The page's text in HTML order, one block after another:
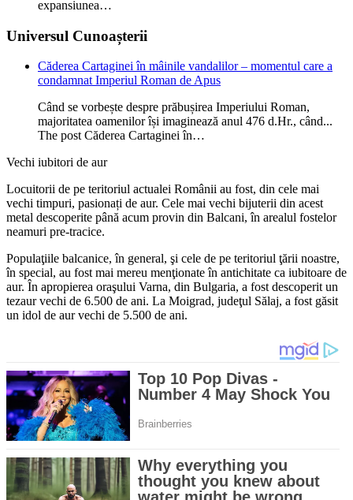
expansiunea…
Universul Cunoașterii
Căderea Cartaginei în mâinile vandalilor – momentul care a
condamnat Imperiul Roman de Apus
Când se vorbește despre prăbușirea Imperiului Roman,
majoritatea oamenilor își imaginează anul 476 d.Hr., când...
The post Căderea Cartaginei în…
Vechi iubitori de aur
Locuitorii de pe teritoriul actualei Românii au fost, din cele mai
vechi timpuri, pasionați de aur. Cele mai vechi bijuterii din acest
metal descoperite până acum provin din Balcani, în arealul fostelor
neamuri pre-tracice.
Populaţiile balcanice, în ge­neral, şi cele de pe teritoriul ţării noastre,
în special, au fost mai mereu menţionate în antichitate ca iubitoare de
aur. În apropierea oraşului Varna, din Bulgaria, a fost descoperit un
tezaur vechi de 6.500 de ani. La Moigrad, judeţul Sălaj, a fost găsit
un idol de aur vechi de 5.500 de ani.